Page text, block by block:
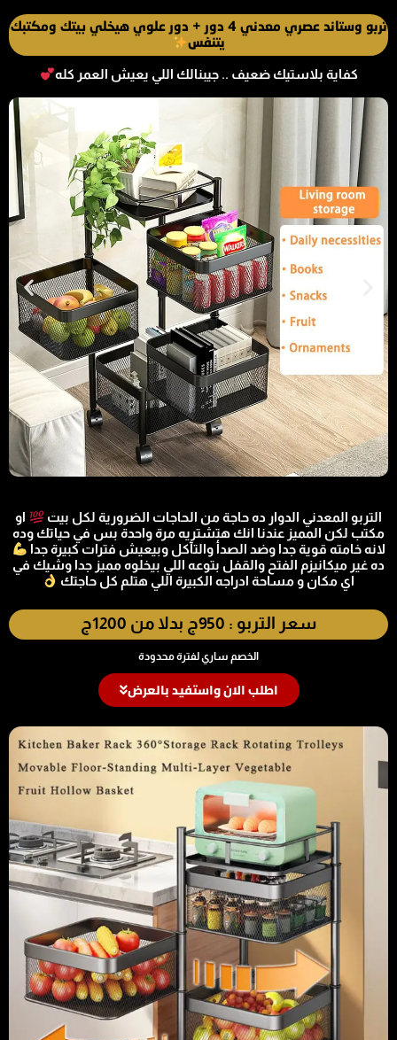
تربو وستاند عصري معدني 4 دور + دور علوي هيخلي بيتك ومكتبك
يتنفس
كفاية بلاستيك ضعيف .. جيبنالك اللي يعيش العمر كله
التربو المعدني الدوار ده حاجة من الحاجات الضرورية لكل بيت
او
مكتب لكن المميز عندنا انك هتشتريه مرة واحدة بس في حياتك وده
لانه خامته قوية جدا وضد الصدأ والتآكل وبيعيش فترات كبيرة جدا
ده غير ميكانيزم الفتح والقفل بتوعه اللي بيخلوه مميز جدا وشيك في
اي مكان و مساحة ادراجه الكبيرة اللي هتلم كل حاجتك
سعر التربو : 950ج بدلا من 1200ج
الخصم ساري لفترة محدودة
اطلب الان واستفيد بالعرض